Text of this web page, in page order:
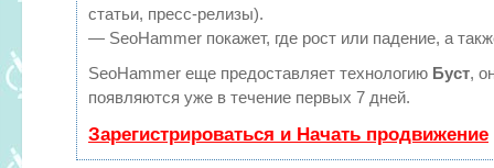
статьи, пресс-релизы).
— SeoHammer покажет, где рост или падение, а
SeoHammer еще предоставляет технологию Буст,
появляются уже в течение первых 7 дней.
Зарегистрироваться и Начать продвижение